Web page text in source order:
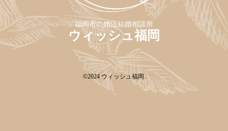
福岡市の婚活結婚相談所
ウィッシュ福岡
©2024ウィッシュ福岡.